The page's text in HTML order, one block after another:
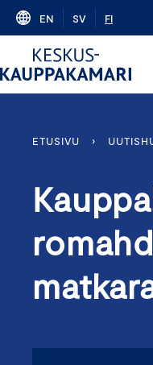
Skip
content
EN SV FI
ETUSIVU ›